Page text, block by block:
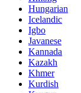
Hungarian
Icelandic
Igbo
Javanese
Kannada
Kazakh
Khmer
Kurdish